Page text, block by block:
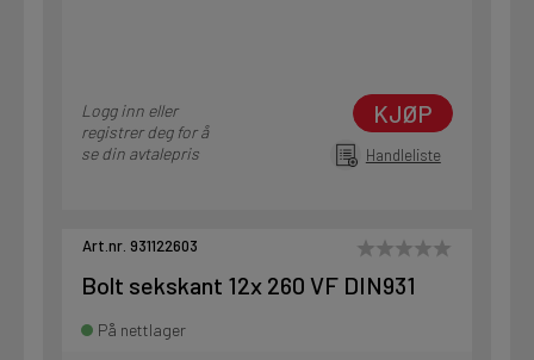
Logg inn eller
registrer deg for å
se din avtalepris
KJØP
Handleliste
Art.nr. 931122603
Bolt sekskant 12x 260 VF DIN931
På nettlager